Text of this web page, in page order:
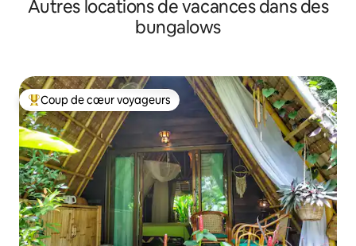
emplacement central
Autres locations de vacances dans des
bungalows
Coups de cœur voyageurs les plus appréciés
Coup de cœur voyageurs